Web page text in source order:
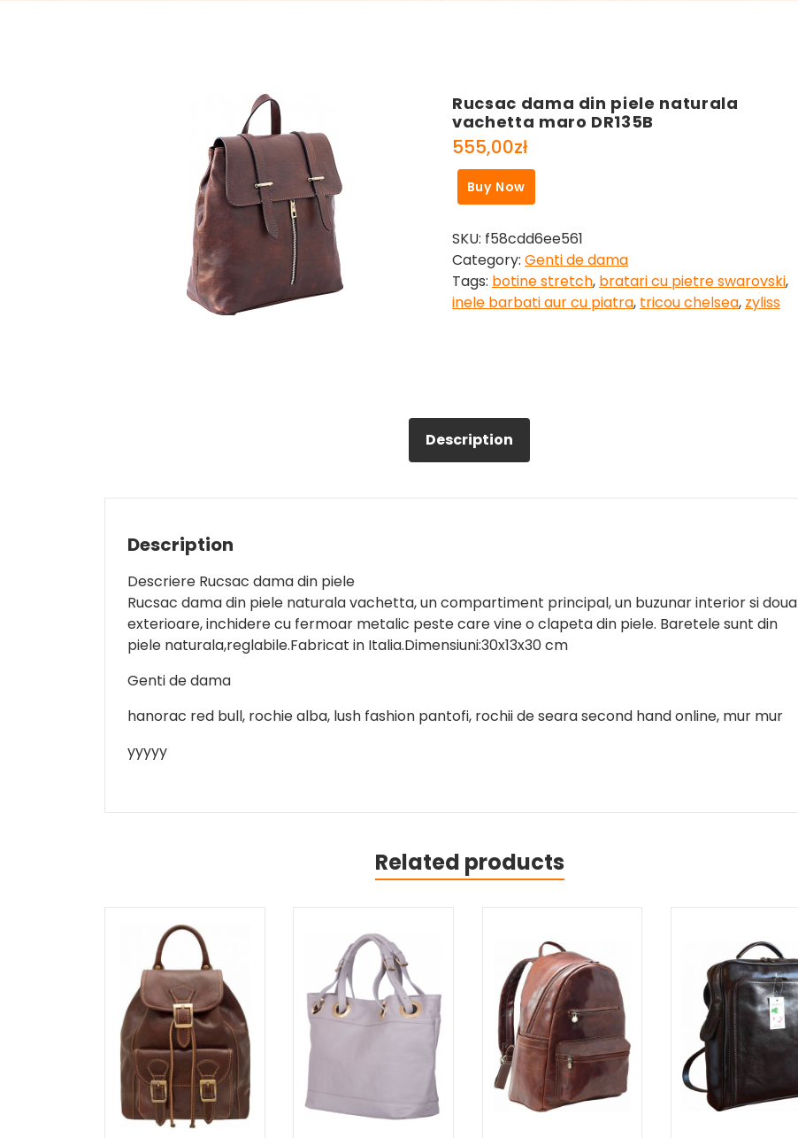
Rucsac dama din piele naturala
vachetta maro DR135B
555,00zł
Buy Now
SKU: f58cdd6ee561
Category: Genti de dama
Tags: botine stretch, bratari cu pietre swarovski,
inele barbati aur cu piatra, tricou chelsea, zyliss
Description
Description
Descriere Rucsac dama din piele
Rucsac dama din piele naturala vachetta, un compartiment principal, un buzunar interior si doua
exterioare, inchidere cu fermoar metalic peste care vine o clapeta din piele. Baretele sunt din
piele naturala,reglabile.Fabricat in Italia.Dimensiuni:30x13x30 cm
Genti de dama
hanorac red bull, rochie alba, lush fashion pantofi, rochii de seara second hand online, mur mur
yyyyy
Related products